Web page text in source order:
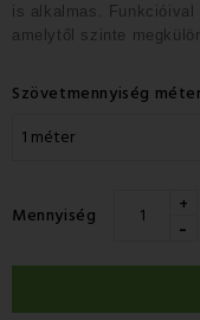
is alkalmas
Funkcióival
amelytől szinte
Szövetmennyiség
Mennyiség +
-